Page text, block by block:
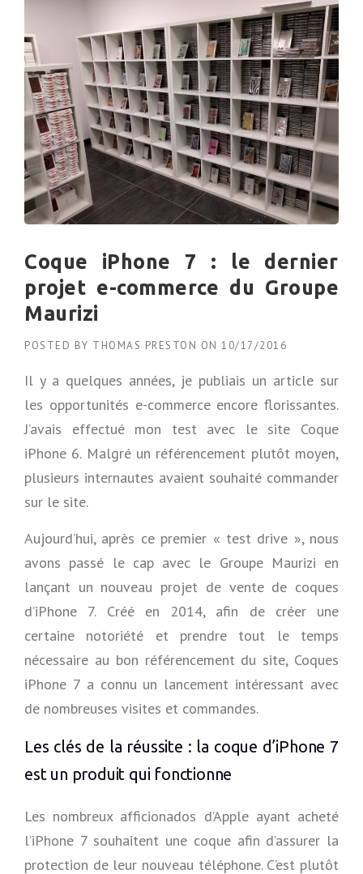
C
U
L
P
T
U
R
E
S
N
N
X
D
E
C
I
T
A
U
O
I
L
S
Coque iPhone 7 : le dernier
projet e-commerce du Groupe
Maurizi
POSTED BY THOMAS PRESTON ON 10/17/2016
Il y a quelques années, je publiais un article sur
les opportunités e-commerce encore florissantes.
J’avais effectué mon test avec le site Coque
iPhone 6. Malgré un référencement plutôt moyen,
plusieurs internautes avaient souhaité commander
sur le site.
Aujourd’hui, après ce premier « test drive », nous
avons passé le cap avec le Groupe Maurizi en
lançant un nouveau projet de vente de coques
d’iPhone 7. Créé en 2014, afin de créer une
certaine notoriété et prendre tout le temps
nécessaire au bon référencement du site, Coques
iPhone 7 a connu un lancement intéressant avec
de nombreuses visites et commandes.
Les clés de la réussite : la coque d’iPhone 7
est un produit qui fonctionne
Les nombreux afficionados d’Apple ayant acheté
l’iPhone 7 souhaitent une coque afin d’assurer la
protection de leur nouveau téléphone. C’est plutôt